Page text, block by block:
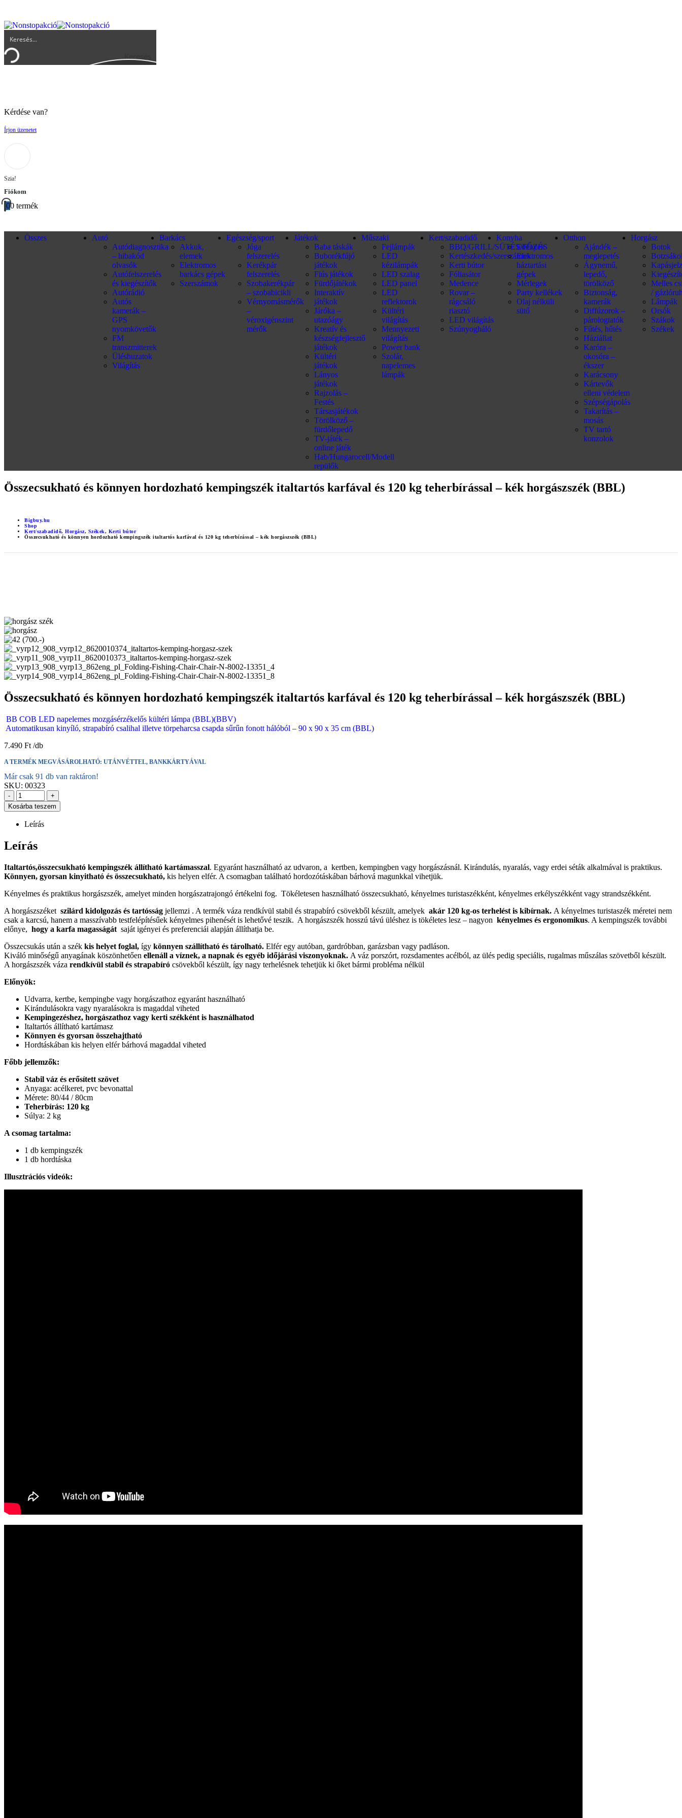
Keresés
Kérdése van?
Írjon üzenetet
Szia!
Fiókom
00 termék
Összes
Autó
Autódiagnosztika
– hibakód
olvasók
Autófelszerelés
és kiegészítők
Autórádió
Autós
kamerák –
GPS
nyomkövetők
FM
transzmitterek
Üléshuzatok
Világítás
Barkács
Akkuk,
elemek
Elektromos
barkács gépek
Szerszámok
Egészség/sport
Jóga
felszerelés
Kerékpár
felszerelés
Szobakerékpár
– szobabicikli
Vérnyomásmérők
–
véroxigénszint
mérők
Játékok
Baba táskák
Buborékfújó
játékok
Fiús játékok
Fürdőjátékok
Interaktív
játékok
Járóka –
utazóágy
Kreatív és
készségfejlesztő
játékok
Kültéri
játékok
Lányos
játékok
Rajzolás –
Festés
Társasjátékok
Törölköző –
fürdőlepedő
TV-játék –
online játék
Hab/Hungarocell/Modell
repülők
Műszaki
Fejlámpák
LED
kézilámpák
LED szalag
LED panel
LED
reflektorok
Kültéri
világítás
Mennyezeti
világítás
Power bank
Szolár,
napelemes
lámpák
Kert/szabadidő
BBQ/GRILL/SÜTÉS/FŐZÉS
Kertészkedés/szerszámok
Kerti bútor
Fóliasátor
Medence
Rovar –
rágcsáló
riasztó
LED világítás
Szúnyogháló
Konyha
Edények
Elektromos
háztartási
gépek
Mérlegek
Party kellékek
Olaj nélküli
sütő
Otthon
Ajándék –
meglepetés
Ágynemű,
lepedő,
törölköző
Biztonság,
kamerák
Diffúzorok –
párologtatók
Fűtés, hűtés
Háziállat
Karóra –
okosóra –
ékszer
Karácsony
Kártevők
elleni védelem
Szépségápolás
Takarítás –
mosás
TV tartó
konzolok
Horgász
Botok
Melles
/
Lámpák
Orsók
Szákok
Székek
Összecsukható és könnyen hordozható kempingszék italtartós karfával és 120 kg teherbírással – kék horgászszék (BBL)
Bigbuy.hu
Shop
Kert/szabadidő, Horgász, Székek, Kerti bútor
Összecsukható és könnyen hordozható kempingszék italtartós karfával és 120 kg teherbírással – kék horgászszék (BBL)
Összecsukható és könnyen hordozható kempingszék italtartós karfával és 120 kg teherbírással – kék horgászszék (BBL)
BB COB LED napelemes mozgásérzékelős kültéri lámpa (BBL)(BBV)
Automatikusan kinyíló, strapabíró csalihal illetve törpeharcsa csapda sűrűn fonott hálóból – 90 x 90 x 35 cm (BBL)
7.490 Ft
A TERMÉK MEGVÁSÁROLHATÓ: UTÁNVÉTTEL, BANKKÁRTYÁVAL
Már csak 91 db van raktáron!
SKU: 00323
-
+
Kosárba teszem
Leírás
Leírás
Italtartós,összecsukható kempingszék állítható kartámasszal. Egyaránt használható az udvaron, a kertben, kempingben vagy horgászásnál. Kirándulás, nyaralás, vagy erdei séták alkalmával is praktikus.
Könnyen, gyorsan kinyitható és összecsukható, kis helyen elfér. A csomagban található hordozótáskában bárhová magunkkal vihetjük.
Kényelmes és praktikus horgászszék, amelyet minden horgászatrajongó értékelni fog. Tökéletesen használható összecsukható, kényelmes turistaszékként, kényelmes erkélyszékként vagy strandszékként.
A horgászszéket szilárd kidolgozás és tartósság jellemzi . A termék váza rendkívül stabil és strapabíró csövekből készült, amelyek akár 120 kg-os terhelést is kibírnak. A kényelmes turistaszék méretei nem
csak a karcsú, hanem a masszívabb testfelépítésűek kényelmes pihenését is lehetővé teszik. A horgászszék hosszú távú üléshez is tökéletes lesz – nagyon kényelmes és ergonomikus. A kempingszék további
előnye, hogy a karfa magasságát saját igényei és preferenciái alapján állíthatja be.
Összecsukás után a szék kis helyet foglal, így könnyen szállítható és tárolható. Elfér egy autóban, gardróbban, garázsban vagy padláson.
Kiváló minőségű anyagának köszönhetően ellenáll a víznek, a napnak és egyéb időjárási viszonyoknak. A váz porszórt, rozsdamentes acélból, az ülés pedig speciális, rugalmas műszálas szövetből készült.
A horgászszék váza rendkívül stabil és strapabíró csövekből készült, így nagy terhelésnek tehetjük ki őket bármi probléma nélkül
Előnyök:
Udvarra, kertbe, kempingbe vagy horgászathoz egyaránt használható
Kirándulásokra vagy nyaralásokra is magaddal viheted
Kempingezéshez, horgászathoz vagy kerti székként is használhatod
Italtartós állítható kartámasz
Könnyen és gyorsan összehajtható
Hordtáskában kis helyen elfér bárhová magaddal viheted
Főbb jellemzők:
Stabil váz és erősített szövet
Anyaga: acélkeret, pvc bevonattal
Mérete: 80/44 / 80cm
Teherbírás: 120 kg
Súlya: 2 kg
A csomag tartalma:
1 db kempingszék
1 db hordtáska
Illusztrációs videók: